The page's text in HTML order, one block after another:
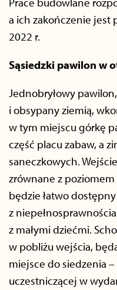
a ich zakończenie jest
2022 r.
Sąsiedzki pawilon w
Jednobryłowy
i obsypany ziemią,
w tym miejscu górkę
część placu zabaw, a
saneczkowych.
zrównane z
będzie łatwo
z
z małymi dziećmi.
w pobliżu wejścia,
miejsce do siedzenia
uczestniczącej w